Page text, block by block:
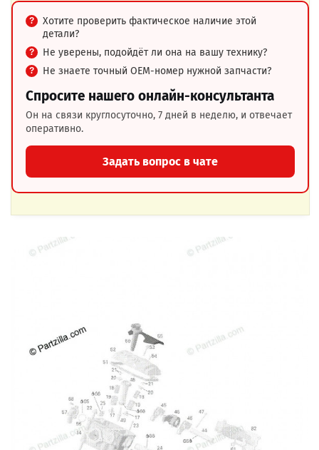
Хотите проверить фактическое наличие этой
детали?
Не уверены, подойдёт ли она на вашу технику?
Не знаете точный OEM-номер нужной запчасти?
Спросите нашего онлайн-консультанта
Он на связи круглосуточно, 7 дней в неделю, и отвечает
оперативно.
Задать вопрос в чате